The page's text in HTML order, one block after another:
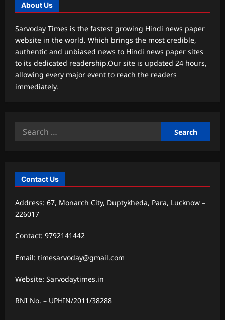
About Us
Sarvoday Times is the fastest growing Hindi news paper
website in the world. Which brings the most credible,
authentic and unbiased news to Hindi news paper sites
to its dedicated readership.Our site is updated 24 hours,
allowing every major event to reach the readers
immediately.
Search
Contact Us
Address: 67, Monarch City, Duptykheda, Para, Lucknow –
226017
Contact: 9792141442
Email: timesarvoday@gmail.com
Website: Sarvodaytimes.in
RNI No. – UPHIN/2011/38288